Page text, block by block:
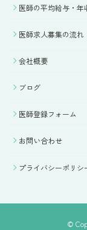
医師の平均給与・年
医師求人募集の流れ
会社概要
ブログ
医師登録フォーム
お問い合わせ
プライバシーポリシ
©